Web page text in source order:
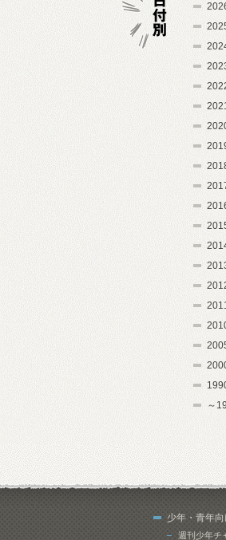
～
少年・青年
週刊少年チ